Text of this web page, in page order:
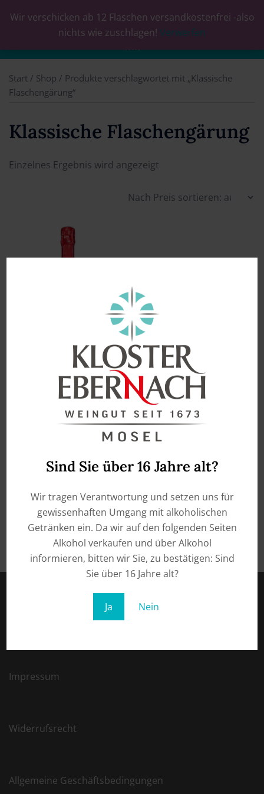
Sind Sie über 16 Jahre alt?
Wir tragen Verantwortung und setzen uns für
gewissenhaften Umgang mit alkoholischen
Getränken ein. Da wir auf den folgenden Seiten
Alkohol verkaufen und über Alkohol
informieren, bitten wir Sie, zu bestätigen: Sind
Sie über 16 Jahre alt?
Ja Nein
Wir verschicken ab 12 Flaschen versandkostenfrei -also
nichts wie zuschlagen! Verwerfen
0
Start / Shop / Produkte verschlagwortet mit „Klassische
Flaschengärung“
Klassische Flaschengärung
Einzelnes Ergebnis wird angezeigt
enthält 0,75Liter
2023 Riesling Sekt Brut
IN DEN WARENKORB
Impressum
Widerrufsrecht
Allgemeine Geschäftsbedingungen